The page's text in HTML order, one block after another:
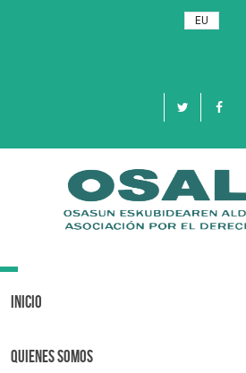
EU
Toggle
Inicio
Quienes Somos